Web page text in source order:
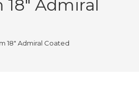
Admiral
18″ Admiral Coated